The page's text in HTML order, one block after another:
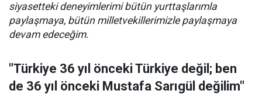
siyasetteki deneyimlerimi bütün yurttaşlarımla
paylaşmaya, bütün milletvekillerimizle paylaşmaya
devam edeceğim.
"Türkiye 36 yıl önceki Türkiye değil; ben
de 36 yıl önceki Mustafa Sarıgül değilim"